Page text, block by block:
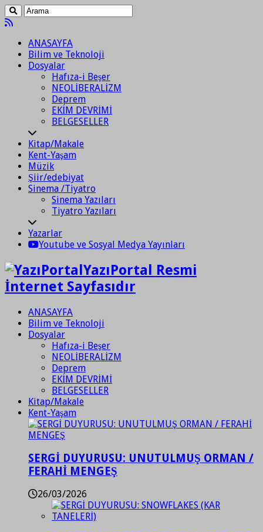
ANASAYFA
Bilim ve Teknoloji
Dosyalar
Hafıza-i Beşer
NEOLİBERALİZM
Deprem
EKİM DEVRİMİ
BELGESELLER
Kitap/Makale
Kent-Yaşam
Müzik
Şiir/edebiyat
Sinema /Tiyatro
Sinema Yazıları
Tiyatro Yazıları
Yazarlar
Youtube ve Sosyal Medya Yayınları
YazıPortal Resmi
İnternet Sayfasıdır
ANASAYFA
Bilim ve Teknoloji
Dosyalar
Hafıza-i Beşer
NEOLİBERALİZM
Deprem
EKİM DEVRİMİ
BELGESELLER
Kitap/Makale
Kent-Yaşam
SERGİ DUYURUSU: UNUTULMUŞ ORMAN /
FERAHİ MENGEŞ
26/03/2026